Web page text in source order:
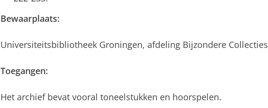
Bewaarplaats:
Universiteitsbibliotheek Groningen, afdeling Bijzondere Collecties
Toegangen:
Het archief bevat vooral toneelstukken en hoorspelen.